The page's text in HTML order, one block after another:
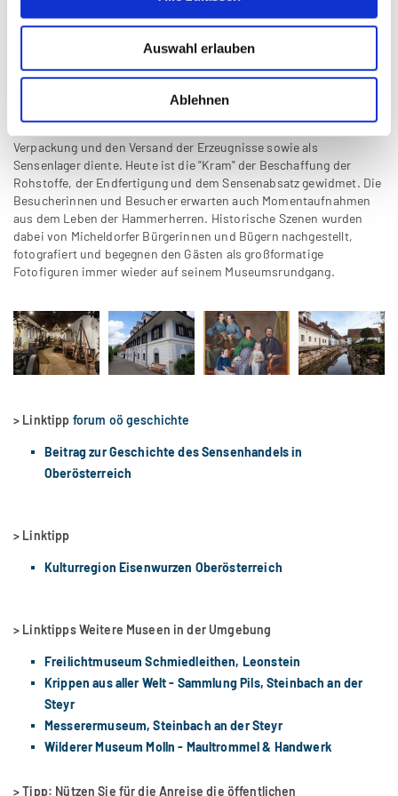
Auswahl erlauben
Ablehnen
sondern zieren auch Geschirr und Silberbesteck, Briefpapier,
technische Geräte, Ziegel und Architekturelemente auf Gebäuden.
Bei einem Museumsbesuch, für den man sich ausreichend Zeit
nehmen sollte, führt der Weg zunächst in das "Herrenhaus", das
mit seiner reichen Ausstattung das Repräsentationsbedürfnis und
Verpackung und den Versand der Erzeugnisse sowie als
Sensenlager diente. Heute ist die "Kram" der Beschaffung der
Rohstoffe, der Endfertigung und dem Sensenabsatz gewidmet. Die
Besucherinnen und Besucher erwarten auch Momentaufnahmen
aus dem Leben der Hammerherren. Historische Szenen wurden
dabei von Micheldorfer Bürgerinnen und Bügern nachgestellt,
fotografiert und begegnen den Gästen als großformatige
Fotofiguren immer wieder auf seinem Museumsrundgang.
> Linktipp forum oö geschichte
Beitrag zur Geschichte des Sensenhandels in
Oberösterreich
> Linktipp
Kulturregion Eisenwurzen Oberösterreich
> Linktipps Weitere Museen in der Umgebung
Freilichtmuseum Schmiedleithen, Leonstein
Krippen aus aller Welt - Sammlung Pils, Steinbach an der
Steyr
Messerermuseum, Steinbach an der Steyr
Wilderer Museum Molln - Maultrommel & Handwerk
> Tipp: Nützen Sie für die Anreise die öffentlichen